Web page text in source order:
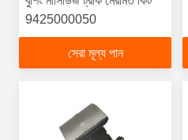
9425000050
সেরা মূল্য পান